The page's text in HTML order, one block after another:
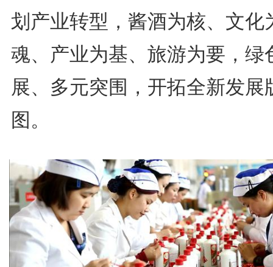
划产业转型，酱酒为核、文化
魂、产业为基、旅游为要，绿
展、多元突围，开拓全新发展
图。